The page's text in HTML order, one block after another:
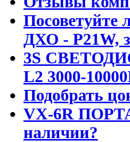
Посоветуйте
ДХО - P21W,
3S
L2 3000-
Подобрать
VX-6R
наличии?